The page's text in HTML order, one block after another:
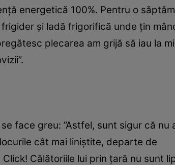
energetică 100%. Pentru o
şi ladă frigorifică unde ţin
plecarea am grijă să iau la
face greu: ”Astfel, sunt sigur că nu
cât mai liniştite, departe de
Călătoriile lui prin ţară nu sunt